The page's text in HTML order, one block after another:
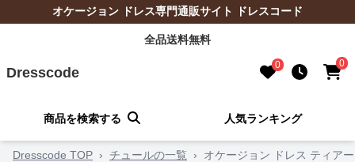
オケージョン ドレス専門通販サイト ドレスコード
全品送料無料
Dresscode 0 0
商品を検索する 人気ランキング
Dresscode TOP › チュールの一覧 › オケージョン ドレス ティア